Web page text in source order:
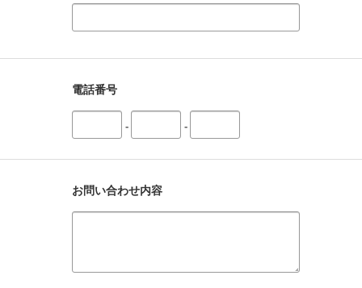
電話番号
- -
お問い合わせ内容